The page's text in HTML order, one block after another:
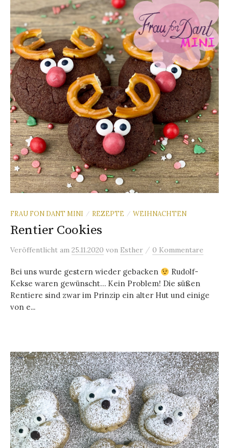
FRAU FON DANT MINI / REZEPTE / WEIHNACHTEN
Rentier Cookies
Veröffentlicht am 25.11.2020 von Esther / 0 Kommentare
Bei uns wurde gestern wieder gebacken
Rudolf-
Kekse waren gewünscht… Kein Problem! Die süßen
Rentiere sind zwar im Prinzip ein alter Hut und einige
von e...